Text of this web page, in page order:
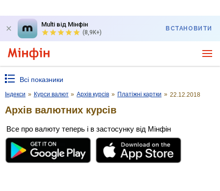
Multi від Мінфін
(8,9K+)
ВСТАНОВИТИ
Всі показники
Індекси » Курси валют » Архів курсів » Платіжні картки » 22.12.2018
Архів валютних курсів
Все про валюту теперь і в застосунку від Мінфін